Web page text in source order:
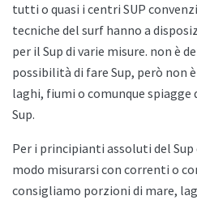
tutti o quasi i centri SUP
tecniche del surf hanno a
per il Sup di varie misure. non è
possibilità di fare Sup, però non
laghi, fiumi o comunque spiagge
Sup.
Per i principianti assoluti del
modo misurarsi con correnti o
consigliamo porzioni di mare,